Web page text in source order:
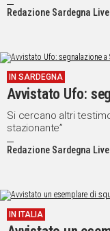
Redazione Sardegna Live
IN SARDEGNA
Avvistato Ufo:
Si cercano altri
stazionante”
Redazione Sardegna Live
IN ITALIA